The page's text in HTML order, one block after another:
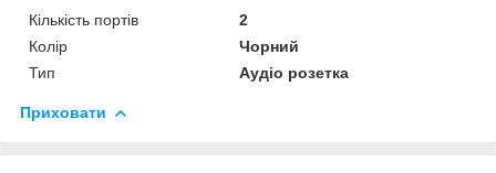
Кількість портів
2
Колір
Чорний
Тип
Аудіо розетка
Приховати